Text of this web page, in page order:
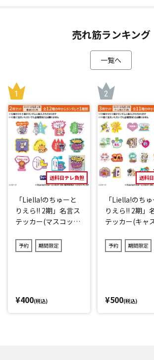
売れ筋ランキング
一覧へ
送料日テレ負担
「Liella!のちゅーと
りえら!! 2期」名言ス
テッカー(マスコット
(ランダム12種)
予約 期間限定
¥400(税込)
送料
「Liella!のち
りえら!! 2期」
テッカー(キャ
ム11種)
予約 期間限定
¥500(税込)